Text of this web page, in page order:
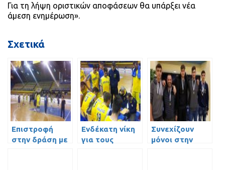
Για τη λήψη οριστικών αποφάσεων θα υπάρξει νέα
άμεση ενημέρωση».
Σχετικά
Επιστροφή
στην δράση με
Ενδέκατη νίκη
για τους
Συνεχίζουν
μόνοι στην